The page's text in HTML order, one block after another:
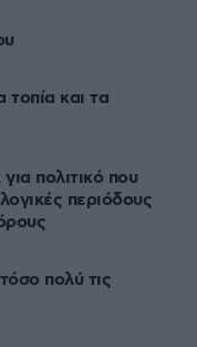
και τα
πολιτικό που
περιόδους
πολύ τις